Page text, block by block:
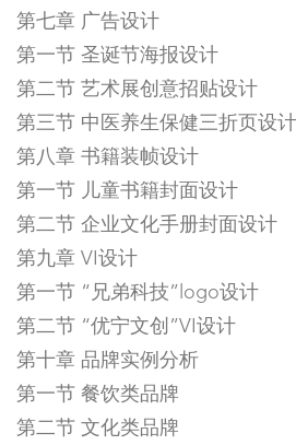
第七章 广告设计
第一节 圣诞节海报设计
第二节 艺术展创意招贴设计
第三节 中医养生保健三折页设计
第八章 书籍装帧设计
第一节 儿童书籍封面设计
第二节 企业文化手册封面设计
第九章 VI设计
第一节 “兄弟科技”logo设计
第二节 “优宁文创”VI设计
第十章 品牌实例分析
第一节 餐饮类品牌
第二节 文化类品牌